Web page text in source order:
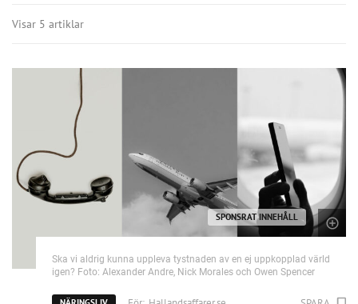
Visar 5 artiklar
SPONSRAT INNEHÅLL
Ska vi aldrig kunna uppleva tystnaden av en ej uppkopplad värld
igen? Foto: Alexander Andre, Nick Morales och Owen Spencer